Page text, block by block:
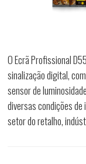
O Ecrã Profissional
sinalização digital,
sensor de
diversas condições
setor do retalho,